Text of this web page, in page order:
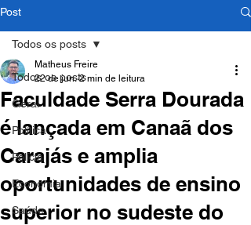
Post
Todos os posts
Geral
Política
Polícia
Economia
Saúde
Todos os posts
Faculdade Serra Dourada
é lançada em Canaã dos
Carajás e amplia
oportunidades de ensino
superior no sudeste do
Matheus Freire
22 de jun. 2 min de leitura